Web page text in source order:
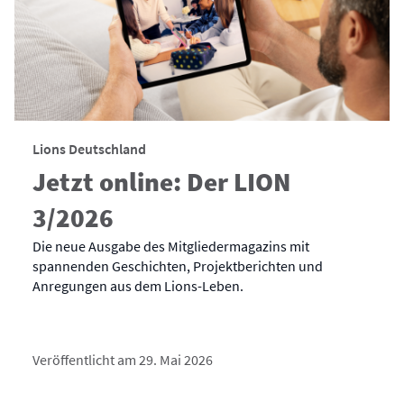
Lions Deutschland
Jetzt online: Der LION
3/2026
Die neue Ausgabe des Mitgliedermagazins mit
spannenden Geschichten, Projektberichten und
Anregungen aus dem Lions-Leben.
Veröffentlicht am 29. Mai 2026